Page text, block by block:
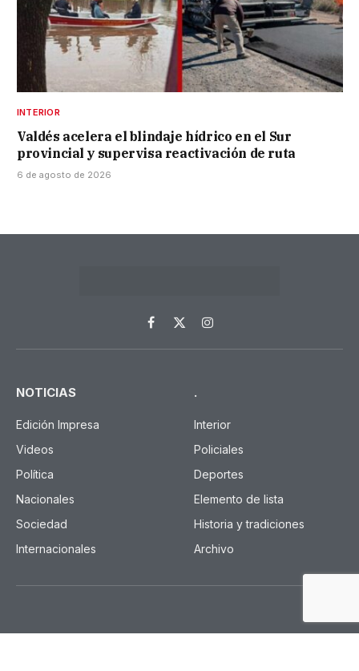
INTERIOR
Valdés acelera el blindaje hídrico en el Sur
provincial y supervisa reactivación de ruta
6 de agosto de 2026
Facebook
X
(Twitter)
Instagram
NOTICIAS
Edición Impresa
Videos
Política
Nacionales
Sociedad
Internacionales
.
Interior
Policiales
Deportes
Elemento de lista
Historia y tradiciones
Archivo